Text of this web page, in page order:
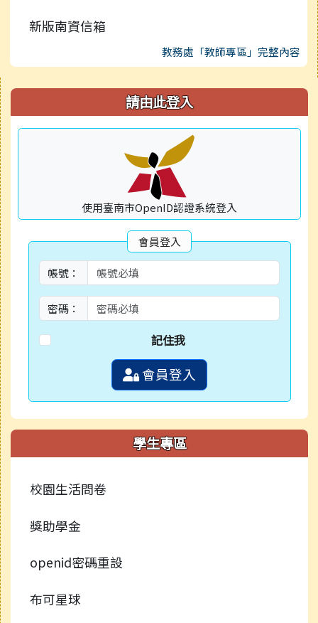
新版南資信箱
教務處「教師專區」完整內容
右邊區域內容 請由此登入
使用臺南市OpenID認證系統登入
會員登入
帳號：
密碼：
記住我
會員登入
學生專區
校園生活問卷
獎助學金
openid密碼重設
布可星球